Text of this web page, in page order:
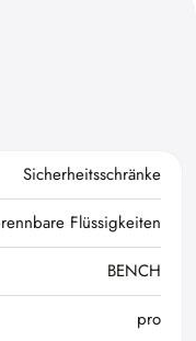
Sicherheitsschränke
Flüssigkeiten
BENCH
pro